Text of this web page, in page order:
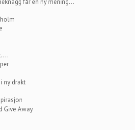
ny drakt
Give Away